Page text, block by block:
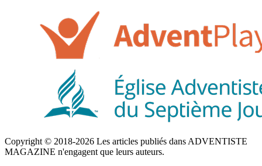
Copyright © 2018-2026 Les articles publiés dans ADVENTISTE
MAGAZINE n'engagent que leurs auteurs.